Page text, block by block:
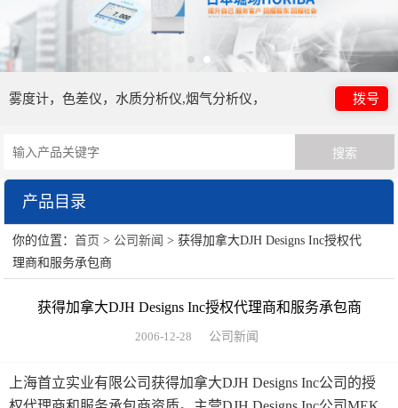
雾度计，色差仪，水质分析仪,烟气分析仪， 拨号
产品目录
日本电色仪器
HORIBA（理科学）
你的位置：首页 > 公司新闻 > 获得加拿大DJH Designs Inc授权代
理商和服务承包商
获得加拿大DJH Designs Inc授权代理商和服务承包商
2006-12-28 公司新闻
上海首立实业有限公司获得加拿大DJH Designs Inc公司的授